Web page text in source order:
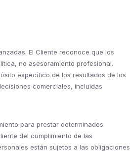
El Cliente reconoce que los
no asesoramiento profesional.
específico de los resultados de los
comerciales, incluidas
para prestar determinados
del cumplimiento de las
están sujetos a las obligaciones